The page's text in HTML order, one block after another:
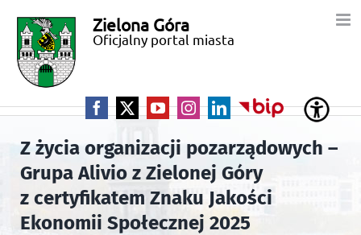
zawartości
Miasto
Zielona
Góra
Zielona Góra
Oficjalny portal miasta
Facebook
X YouTubeInstagramLinkedInBIP
Z życia organizacji pozarządowych –
Grupa Alivio z Zielonej Góry
z certyfikatem Znaku Jakości
Ekonomii Społecznej 2025